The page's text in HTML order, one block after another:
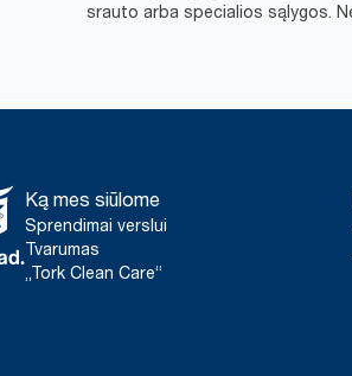
srauto arba specialios sąlygos.
Ką mes siūlome
Sprendimai verslui
Tvarumas
„Tork Clean Care“